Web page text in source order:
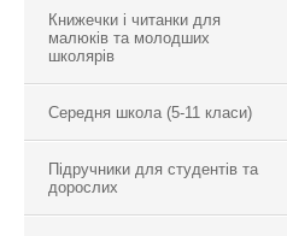
Книжечки і читанки для
малюків та молодших
школярів
Середня школа (5-11 класи)
Підручники для студентів та
дорослих